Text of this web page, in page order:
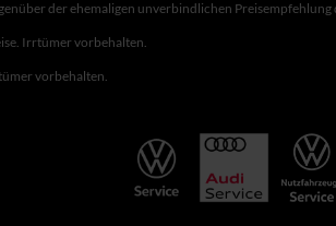
der ehemaligen unverbindlichen Preisempfehlung
Irrtümer vorbehalten.
vorbehalten.